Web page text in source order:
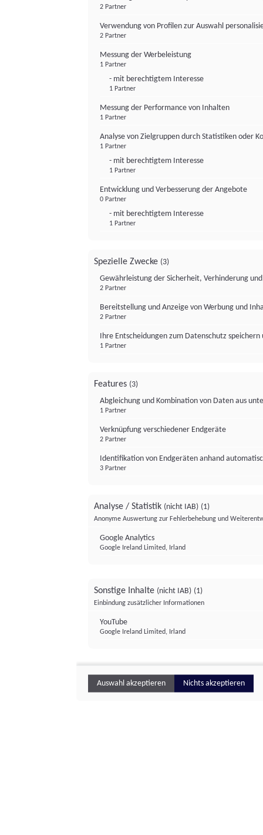
2 Partner
Verwendung von Profilen zur Auswahl
2 Partner
Messung der Werbeleistung
1 Partner
- mit berechtigtem Interesse
1 Partner
Messung der Performance von Inhalten
1 Partner
Analyse von Zielgruppen durch Statistiken oder
1 Partner
- mit berechtigtem Interesse
1 Partner
Entwicklung und Verbesserung der Angebote
0 Partner
- mit berechtigtem Interesse
1 Partner
Spezielle Zwecke (3)
Gewährleistung der Sicherheit, Verhinderung
2 Partner
Bereitstellung und Anzeige von Werbung und
2 Partner
Ihre Entscheidungen zum Datenschutz
1 Partner
Features (3)
Abgleichung und Kombination von Daten aus
1 Partner
Verknüpfung verschiedener Endgeräte
2 Partner
Identifikation von Endgeräten anhand
3 Partner
Analyse / Statistik (nicht IAB) (1)
Anonyme Auswertung zur Fehlerbehebung und
Google Analytics
Google Ireland Limited, Irland
Sonstige Inhalte (nicht IAB) (1)
Einbindung zusätzlicher Informationen
YouTube
Google Ireland Limited, Irland
Auswahl akzeptieren Nichts akzeptieren